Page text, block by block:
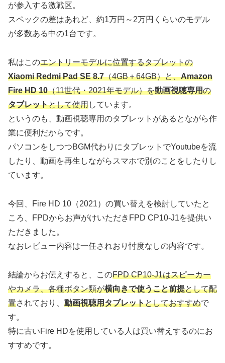
が参入する激戦区。
スペックの差はあれど、約1万円～2万円くらいのモデル
が多数ある中の1台です。
私はこのエントリーモデルに位置するタブレットの
Xiaomi Redmi Pad SE 8.7（4GB＋64GB）と、Amazon
Fire HD 10（11世代・2021年モデル）を動画視聴専用の
タブレットとして使用しています。
というのも、動画視聴専用のタブレットがあるとながら作
業に便利だからです。
パソコンをしつつBGM代わりにタブレットでYoutubeを流
したり、動画を再生しながらスマホで別のことをしたりし
ています。
今回、Fire HD 10（2021）の買い替えを検討していたと
ころ、FPDからお声がけいただきFPD CP10-J1を提供い
ただきました。
なおレビュー内容は一任されおり忖度なしの内容です。
結論からお伝えすると、このFPD CP10-J1はスピーカー
やカメラ、各種ボタン類が横向きで使うこと前提として配
置されており、 動画視聴用タブレットとしておすすめで
す。
特に古いFire HDを使用している人は買い替えするのにお
すすめです。